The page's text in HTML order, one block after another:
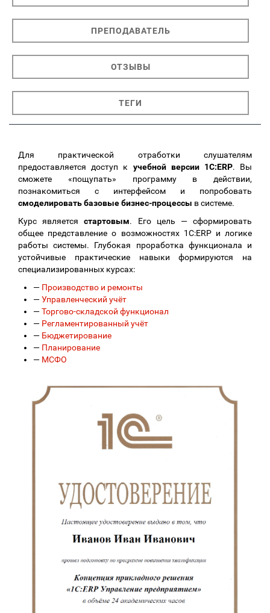
ПРЕПОДАВАТЕЛЬ
ОТЗЫВЫ
ТЕГИ
Для практической отработки слушателям
предоставляется доступ к учебной версии 1С:ERP. Вы
сможете «пощупать» программу в действии,
познакомиться с интерфейсом и попробовать
смоделировать базовые бизнес-процессы в системе.
Курс являетсястартовым. Его цель — сформировать
общее представление о возможностях 1С:ERP и логике
работы системы. Глубокая проработка функционала и
устойчивые практические навыки формируются на
специализированных курсах:
— Производство и ремонты
—Управленческий учёт
—Торгово-складской функционал
— Регламентированный учёт
— Бюджетирование
— Планирование
— МСФО